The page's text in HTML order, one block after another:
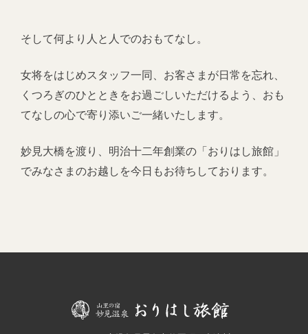
そして何より人と人でのおもてなし。
女将をはじめスタッフ一同、お客さまが日常を忘れ、
くつろぎのひとときをお過ごしいただけるよう、おも
てなしの心で寄り添いご一緒いたします。
妙見大橋を渡り、明治十二年創業の「おりはし旅館」
でみなさまのお越しを今日もお待ちしております。